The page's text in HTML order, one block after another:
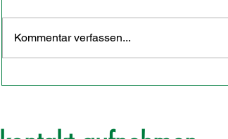
Kommentar verfassen...